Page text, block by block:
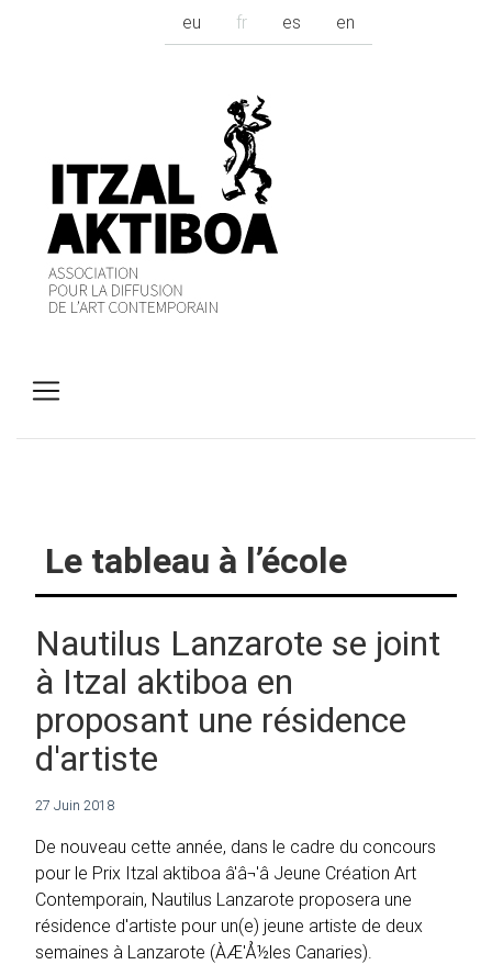
eu fr es en
Le tableau à l’école
Nautilus Lanzarote se joint
à Itzal aktiboa en
proposant une résidence
d'artiste
27 Juin 2018
De nouveau cette année, dans le cadre du concours
pour le Prix Itzal aktiboa â'â¬'â Jeune Création Art
Contemporain, Nautilus Lanzarote proposera une
résidence d'artiste pour un(e) jeune artiste de deux
semaines à Lanzarote (ÀÆ'Å½les Canaries).